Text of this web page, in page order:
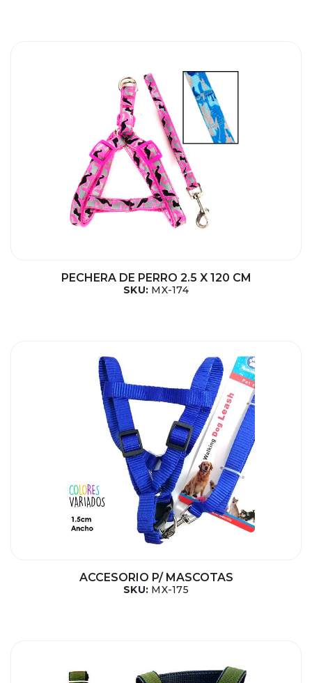
PECHERA DE PERRO 2.5 X 120 CM
SKU: MX-174
ACCESORIO P/ MASCOTAS
SKU: MX-175